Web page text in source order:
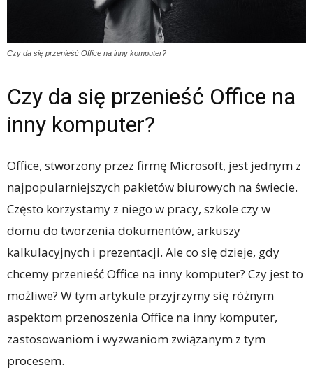
Czy da się przenieść Office na inny komputer?
Czy da się przenieść Office na
inny komputer?
Office, stworzony przez firmę Microsoft, jest jednym z
najpopularniejszych pakietów biurowych na świecie.
Często korzystamy z niego w pracy, szkole czy w
domu do tworzenia dokumentów, arkuszy
kalkulacyjnych i prezentacji. Ale co się dzieje, gdy
chcemy przenieść Office na inny komputer? Czy jest to
możliwe? W tym artykule przyjrzymy się różnym
aspektom przenoszenia Office na inny komputer,
zastosowaniom i wyzwaniom związanym z tym
procesem.